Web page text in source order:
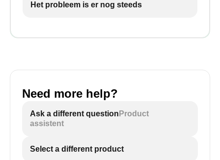
Het probleem is er nog steeds
Need more help?
Ask a different question Product
assistent
Select a different product